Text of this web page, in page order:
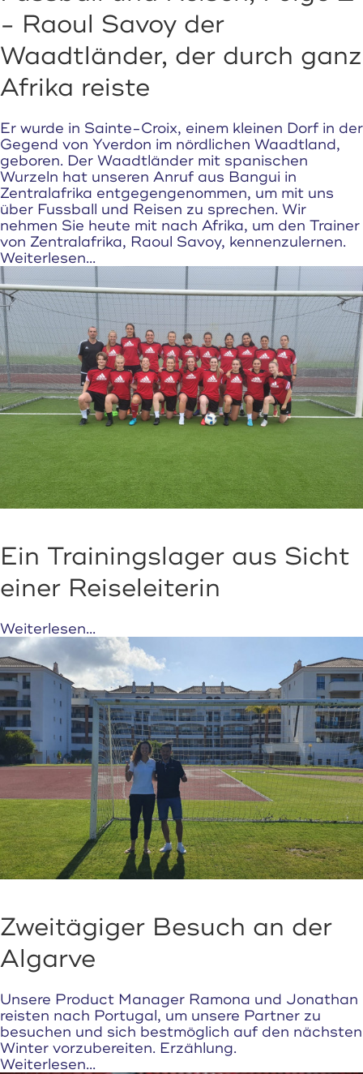
- Raoul Savoy der
Waadtländer, der durch ganz
Afrika reiste
Er wurde in Sainte-Croix, einem kleinen Dorf in der
Gegend von Yverdon im nördlichen Waadtland,
geboren. Der Waadtländer mit spanischen
Wurzeln hat unseren Anruf aus Bangui in
Zentralafrika entgegengenommen, um mit uns
über Fussball und Reisen zu sprechen. Wir
nehmen Sie heute mit nach Afrika, um den Trainer
von Zentralafrika, Raoul Savoy, kennenzulernen.
Weiterlesen...
Ein Trainingslager aus Sicht
einer Reiseleiterin
Weiterlesen...
Zweitägiger Besuch an der
Algarve
Unsere Product Manager Ramona und Jonathan
reisten nach Portugal, um unsere Partner zu
besuchen und sich bestmöglich auf den nächsten
Winter vorzubereiten. Erzählung.
Weiterlesen...